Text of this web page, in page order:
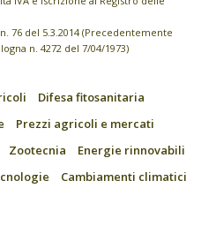
76 del 5.3.2014 (Precedentemente
n. 4272 del 7/04/1973)
Difesa fitosanitaria
Prezzi agricoli e mercati
Zootecnia
Energie rinnovabili
Cambiamenti climatici